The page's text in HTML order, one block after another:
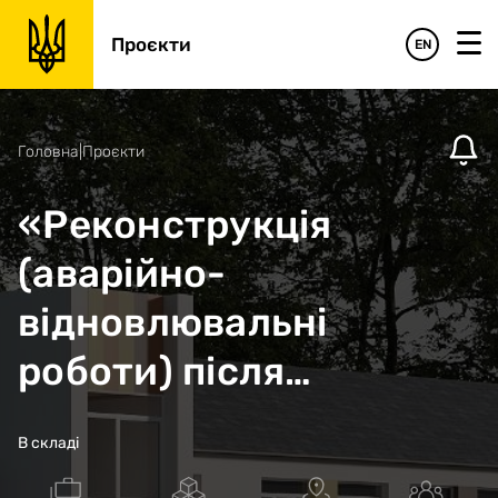
Проєкти EN
Головна|Проєкти
«Реконструкція
(аварійно-
відновлювальні
роботи) після
ракетного обстрілу
будівлі
В складі